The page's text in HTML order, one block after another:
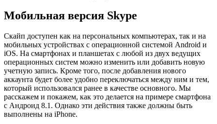
Мобильная версия Skype
Скайп доступен как на персональных компьютерах, так и на
мобильных устройствах с операционной системой Android и
iOS. На смартфонах и планшетах с любой из двух ведущих
операционных систем можно изменить или добавить новую
учетную запись. Кроме того, после добавления нового
аккаунта будет более удобно переключаться между ним и тем,
который использовался ранее в качестве основного. Мы
расскажем и покажем, как это делается на примере смартфона
с Андроид 8.1. Однако эти действия также должны быть
выполнены на iPhone.